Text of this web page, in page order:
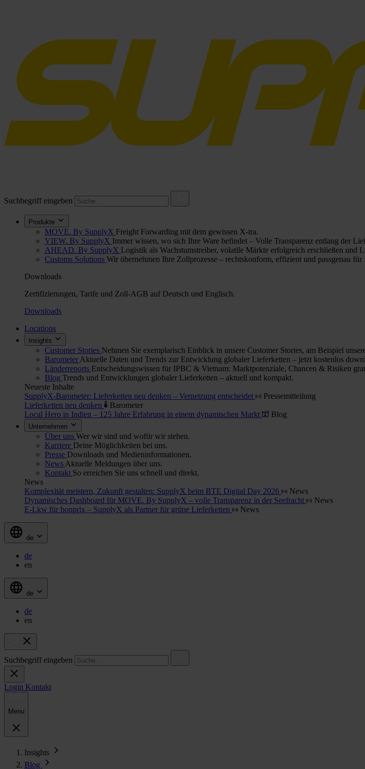
Suchbegriff eingeben
Produkte
MOVE. By SupplyX Freight Forwarding mit dem gewissen X-tra.
VIEW. By SupplyX Immer wissen, wo sich Ihre Ware befindet – Volle Transparenz entlang der
AHEAD. By SupplyX Logistik als Wachstumstreiber, volatile Märkte erfolgreich erschließen und
Customs Solutions Wir übernehmen Ihre Zollprozesse – rechtskonform, effizient und passgenau für
Downloads
Zertifizierungen, Tarife und Zoll-AGB auf Deutsch und Englisch.
Downloads
Locations
Insights
Customer Stories Nehmen Sie exemplarisch Einblick in unsere Customer Stories, am Beispiel
Barometer Aktuelle Daten und Trends zur Entwicklung globaler Lieferketten – jetzt kostenlos
Länderreports Entscheidungswissen für IPBC & Vietnam: Marktpotenziale, Chancen & Risiken
Blog Trends und Entwicklungen globaler Lieferketten – aktuell und kompakt.
Neueste Inhalte
SupplyX-Barometer: Lieferketten neu denken – Vernetzung entscheidet
Pressemitteilung
Lieferketten neu denken
Barometer
Local Hero in Indien – 125 Jahre Erfahrung in einem dynamischen Markt
Blog
Unternehmen
Über uns Wer wir sind und wofür wir stehen.
Karriere Deine Möglichkeiten bei uns.
Presse Downloads und Medieninformationen.
News Aktuelle Meldungen über uns.
Kontakt So erreichen Sie uns schnell und direkt.
News
Komplexität meistern, Zukunft gestalten: SupplyX beim BTE Digital Day 2026
News
Dynamisches Dashboard für MOVE. By SupplyX – volle Transparenz in der Seefracht
News
E-Lkw für bonprix – SupplyX als Partner für grüne Lieferketten
News
de
de
en
de
de
en
Suchbegriff eingeben
Login Kontakt
Menu
Insights
Blog